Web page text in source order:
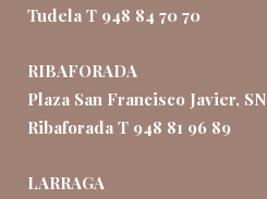
Tudela T 948 84 70 70
RIBAFORADA
Plaza San Francisco Javier, SN
Ribaforada T 948 81 96 89
LARRAGA